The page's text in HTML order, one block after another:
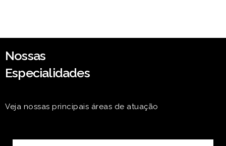
Nossas
Especialidades
Veja nossas principais áreas de atuação